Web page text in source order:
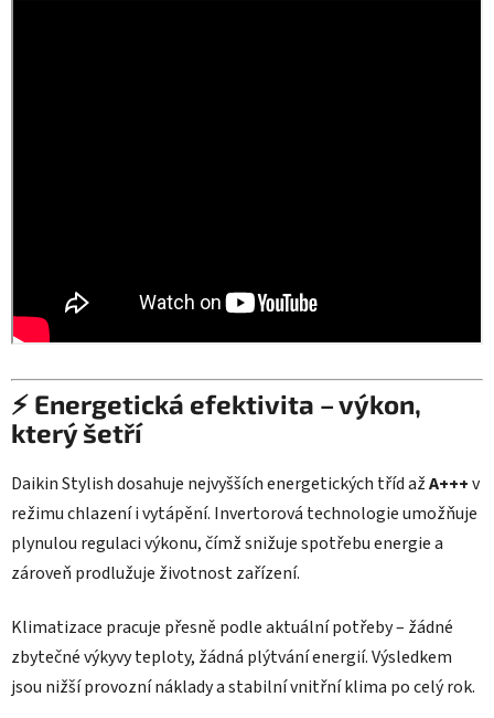
⚡ Energetická efektivita – výkon,
který šetří
Daikin Stylish dosahuje nejvyšších energetických tříd ažA+++v
režimu chlazení i vytápění. Invertorová technologie umožňuje
plynulou regulaci výkonu, čímž snižuje spotřebu energie a
zároveň prodlužuje životnost zařízení.
Klimatizace pracuje přesně podle aktuální potřeby – žádné
zbytečné výkyvy teploty, žádná plýtvání energií. Výsledkem
jsou nižší provozní náklady a stabilní vnitřní klima po celý rok.